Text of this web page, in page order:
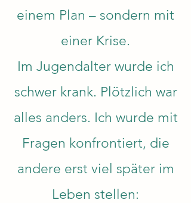
einem Plan – sondern mit
einer Krise.
Im Jugendalter wurde ich
schwer krank. Plötzlich war
alles anders. Ich wurde mit
Fragen konfrontiert, die
andere erst viel später im
Leben stellen: